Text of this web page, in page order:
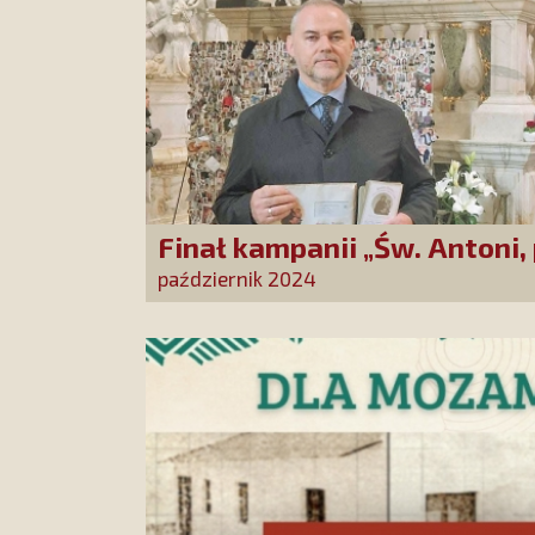
Finał kampanii „Św.
Cudotwórco, módl się za
październik 2024